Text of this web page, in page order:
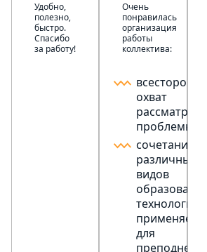
Удобно,
полезно,
быстро.
Спасибо
за работу!
Очень
понравилась
организация
работы
коллектива:
охват
проблемы;
сочетание
различных
видов
технологий,
для